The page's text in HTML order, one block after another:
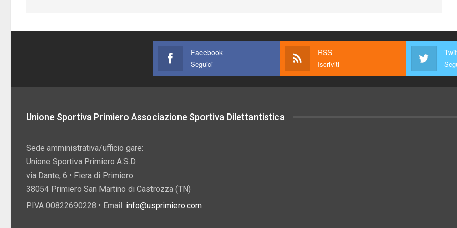
Facebook
Seguici
RSS
Iscriviti
Unione Sportiva Primiero Associazione Sportiva Dilettantistica
Sede amministrativa/ufficio gare:
Unione Sportiva Primiero A.S.D.
via Dante, 6 • Fiera di Primiero
38054 Primiero San Martino di Castrozza (TN)
P.IVA 00822690228 • Email: info@usprimiero.com